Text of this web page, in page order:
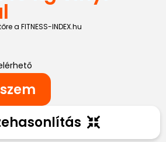
a FITNESS-INDEX.hu